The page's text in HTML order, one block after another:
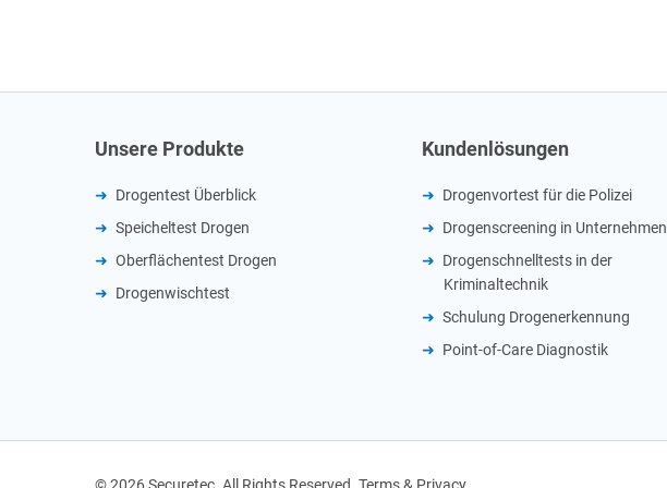
Unsere Produkte
Drogentest Überblick
Speicheltest Drogen
Oberflächentest Drogen
Drogenwischtest
Kundenlösungen
Drogenvortest für die Polizei
Drogenscreening in Unternehmen
Drogenschnelltests in der
Kriminaltechnik
Schulung Drogenerkennung
Point-of-Care Diagnostik
© 2026 Securetec. All Rights Reserved. Terms & Privacy.